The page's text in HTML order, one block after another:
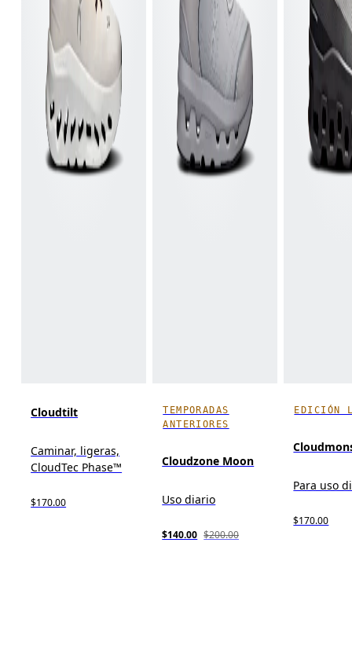
Cloudtilt
Caminar, ligeras,
CloudTec Phase™
$170.00
TEMPORADAS
ANTERIORES
Cloudzone Moon
Uso diario
$140.00 $200.00
EDICIÓN
Para uso
$170.00